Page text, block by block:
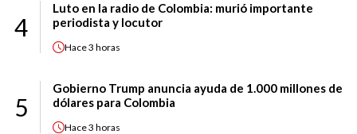
4
Luto en la radio de Colombia: murió importante
periodista y locutor
Hace3 horas
5
Gobierno Trump anuncia ayuda de 1.000 millones de
dólares para Colombia
Hace3 horas